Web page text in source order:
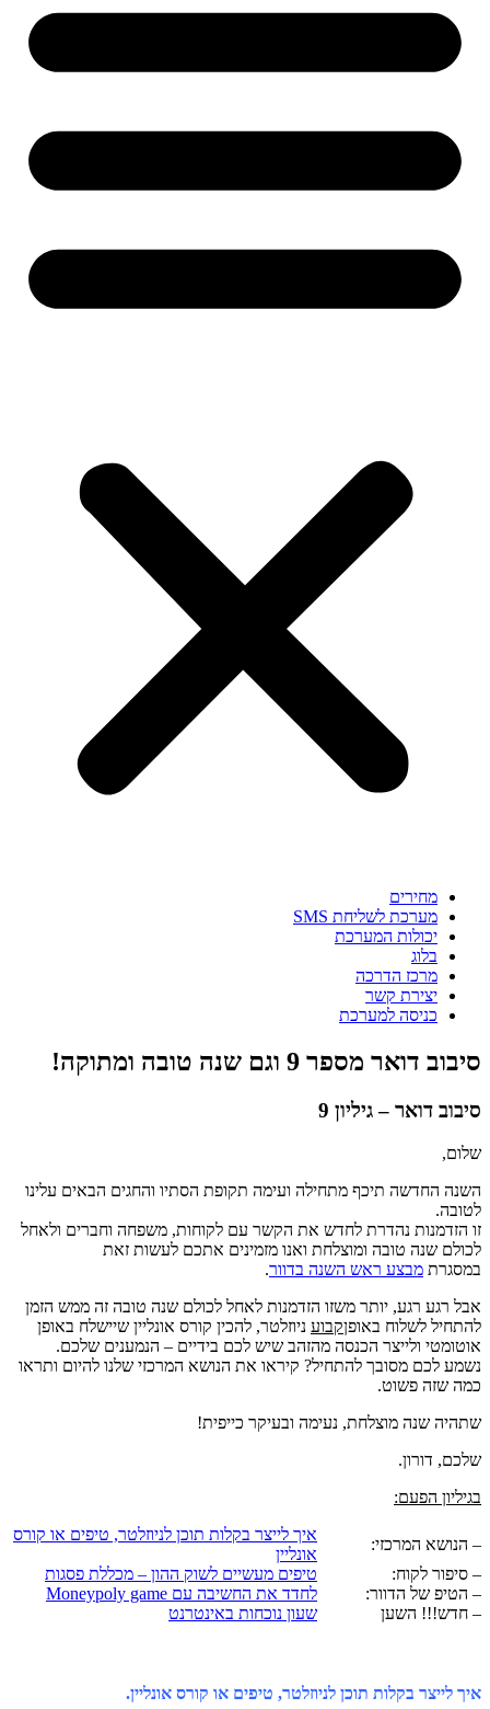
מחירים
מערכת לשליחת SMS
יכולות המערכת
בלוג
מרכז הדרכה
יצירת קשר
כניסה למערכת
סיבוב דואר מספר 9 וגם שנה טובה ומתוקה!
סיבוב דואר – גיליון 9
שלום,
השנה החדשה תיכף מתחילה ועימה תקופת הסתיו והחגים הבאים עלינו
לטובה.
זו הזדמנות נהדרת לחדש את הקשר עם לקוחות, משפחה וחברים ולאחל
לכולם שנה טובה ומוצלחת ואנו מזמינים אתכם לעשות זאת
במסגרת מבצע ראש השנה בדוור.
אבל רגע רגע, יותר משזו הזדמנות לאחל לכולם שנה טובה זה ממש הזמן
להתחיל לשלוח באופןקבוע ניוזלטר, להכין קורס אונליין שיישלח באופן
אוטומטי ולייצר הכנסה מהזהב שיש לכם בידיים – הנמענים שלכם.
נשמע לכם מסובך להתחיל? קיראו את הנושא המרכזי שלנו להיום ותראו
כמה שזה פשוט.
שתהיה שנה מוצלחת, נעימה ובעיקר כייפית!
שלכם, דורון.
בגיליון הפעם:
– הנושא המרכזי:
איך לייצר בקלות תוכן לניוזלטר, טיפים או קורס
אונליין
– סיפור לקוח:
טיפים מעשיים לשוק ההון – מכללת פסגות
– הטיפ של הדוור:
לחדד את החשיבה עם Moneypoly game
– חדש!!! השען
שעון נוכחות באינטרנט
איך לייצר בקלות תוכן לניוזלטר, טיפים או קורס אונליין.